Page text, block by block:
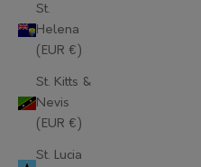
St.
Helena
(EUR €)
St. Kitts &
Nevis
(EUR €)
St. Lucia
Morocco (EUR €)
Mozambique (EUR €)
Myanmar (Burma) (EUR €)
Namibia (EUR €)